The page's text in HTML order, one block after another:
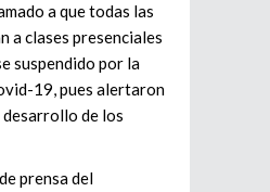
a que todas las
a clases presenciales
suspendido por la
19, pues alertaron
de los
prensa del